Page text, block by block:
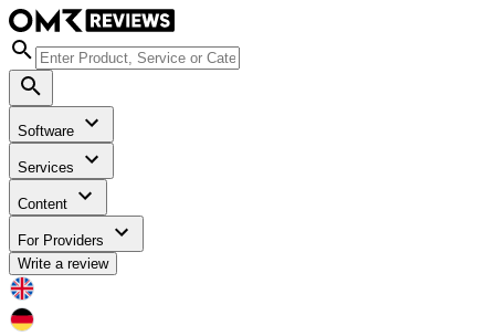
Software
Services
Content
For Providers
Write a review